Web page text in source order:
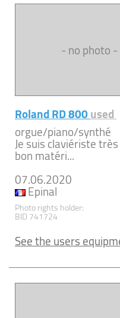
- no photo -
Roland RD 800used
orgue/piano/synthé
Je suis claviériste
bon matéri...
07.06.2020
Epinal
Photo rights holder:
BID 741724
See the users